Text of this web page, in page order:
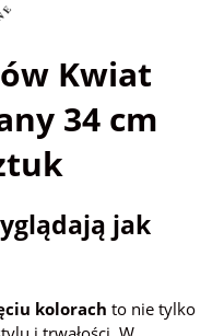
Kwiat
34 cm
jak
kolorach to nie tylko